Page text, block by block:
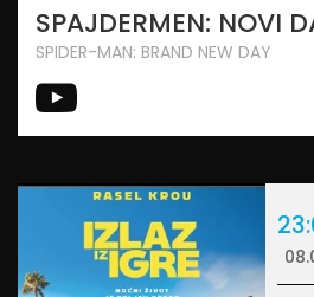
SPAJDERMEN: NOVI
SPIDER-MAN: BRAND NEW DAY